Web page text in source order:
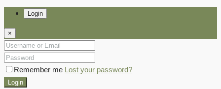
Login
×
Remember me Lost your password?
Login